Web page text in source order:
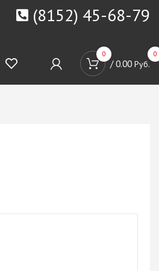
(8152) 45-68-79
0 0
/ 0.00 Руб.